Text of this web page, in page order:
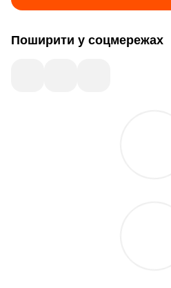
Поширити у соцмережах